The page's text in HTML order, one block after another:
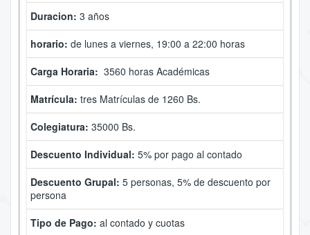
Duracion: 3 años
horario: de lunes a viernes, 19:00 a 22:00 horas
Carga Horaria: 3560 horas Académicas
Matrícula: tres Matrículas de 1260 Bs.
Colegiatura: 35000 Bs.
Descuento Individual: 5% por pago al contado
Descuento Grupal: 5 personas, 5% de descuento por
persona
Tipo de Pago: al contado y cuotas